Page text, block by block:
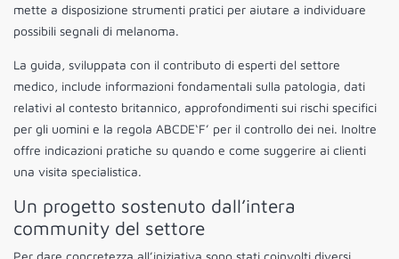
mette a disposizione strumenti pratici per aiutare a individuare
possibili segnali di melanoma.
La guida, sviluppata con il contributo di esperti del settore
medico, include informazioni fondamentali sulla patologia, dati
relativi al contesto britannico, approfondimenti sui rischi specifici
per gli uomini e la regola ABCDE‘F’ per il controllo dei nei. Inoltre
offre indicazioni pratiche su quando e come suggerire ai clienti
una visita specialistica.
Un progetto sostenuto dall’intera
community del settore
Per dare concretezza all’iniziativa sono stati coinvolti diversi